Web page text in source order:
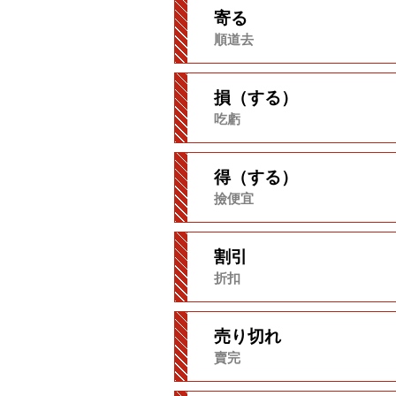
寄る
順道去
損（する）
吃虧
得（する）
撿便宜
割引
折扣
売り切れ
賣完